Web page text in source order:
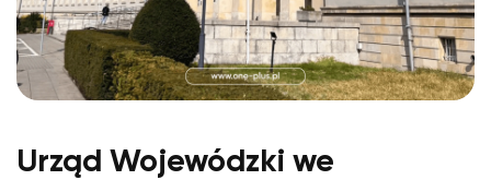
Urząd Wojewódzki we